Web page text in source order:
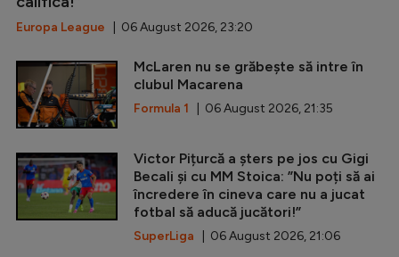
Europa League | 06 August 2026, 23:20
McLaren nu se grăbește să intre în
clubul Macarena
Formula 1 | 06 August 2026, 21:35
Victor Pițurcă a șters pe jos cu Gigi
Becali și cu MM Stoica: ”Nu poți să ai
încredere în cineva care nu a jucat
fotbal să aducă jucători!”
SuperLiga | 06 August 2026, 21:06